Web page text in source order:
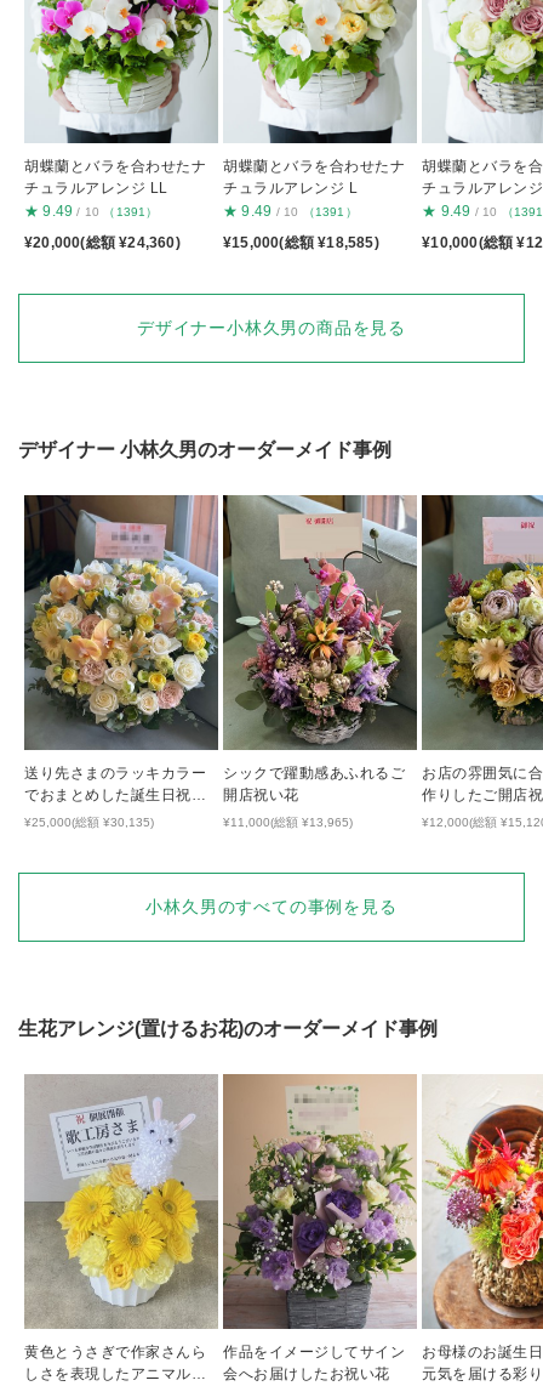
胡蝶蘭とバラを合わせたナ
チュラルアレンジ LL
★ 9.49 / 10 （1391）
¥20,000(総額 ¥24,360)
胡蝶蘭とバラを合わせたナ
チュラルアレンジ L
★ 9.49 / 10 （1391）
¥15,000(総額 ¥18,585)
胡蝶蘭とバラを
チュラルアレン
★ 9.49 / 10 （
¥10,000(総額
デザイナー小林久男の商品を見る
デザイナー 小林久男のオーダーメイド事例
送り先さまのラッキカラー
でおまとめした誕生日祝い
のアレンジ
¥25,000(総額 ¥30,135)
シックで躍動感あふれるご
開店祝い花
¥11,000(総額 ¥13,965)
お店の雰囲気に
作りしたご開店
¥12,000(総額
小林久男のすべての事例を見る
生花アレンジ(置けるお花)のオーダーメイド事例
黄色とうさぎで作家さんら
しさを表現したアニマルア
作品をイメージしてサイン
会へお届けしたお祝い花
お母様のお誕生
元気を届ける彩